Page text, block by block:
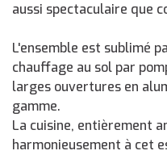
aussi spectaculaire que
L'ensemble est sublimé
chauffage au sol par
larges ouvertures en
gamme.
La cuisine, entièrement
harmonieusement à cet